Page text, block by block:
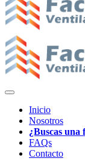
Inicio
Nosotros
¿Buscas una
FAQs
Contacto